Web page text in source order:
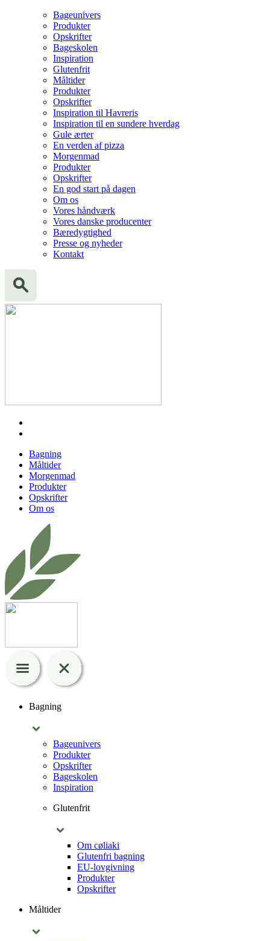
Bageunivers
Produkter
Opskrifter
Bageskolen
Inspiration
Glutenfrit
Måltider
Produkter
Opskrifter
Inspiration til Havreris
Inspiration til en sundere hverdag
Gule ærter
En verden af pizza
Morgenmad
Produkter
Opskrifter
En god start på dagen
Om os
Vores håndværk
Vores danske producenter
Bæredygtighed
Presse og nyheder
Kontakt
Bagning
Måltider
Morgenmad
Produkter
Opskrifter
Om os
Bagning
Bageunivers
Produkter
Opskrifter
Bageskolen
Inspiration
Glutenfrit
Om cøliaki
Glutenfri bagning
EU-lovgivning
Produkter
Opskrifter
Måltider